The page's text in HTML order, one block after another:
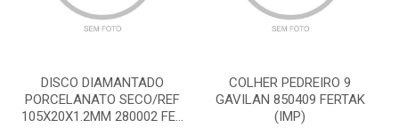
DISCO DIAMANTADO
PORCELANATO SECO/REF
105X20X1.2MM 280002 FE...
COLHER PEDREIRO 9
GAVILAN 850409 FERTAK
(IMP)